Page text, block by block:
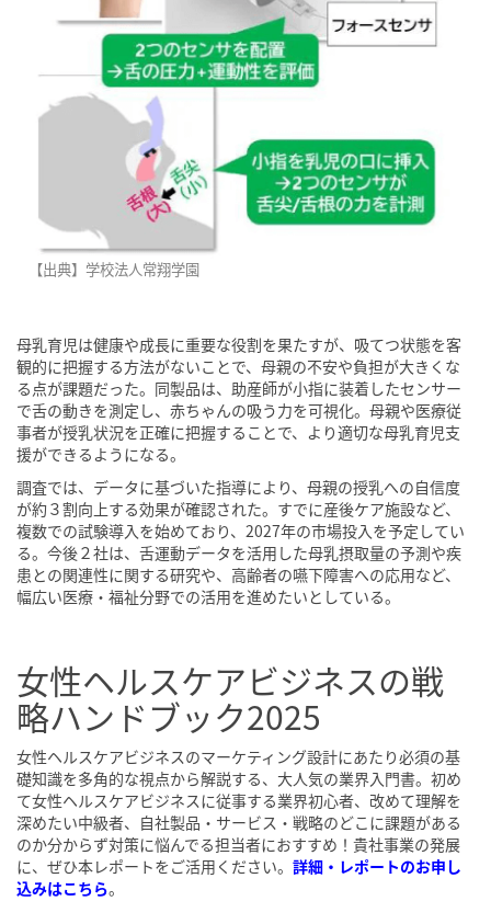
【出典】学校法人常翔学園
母乳育児は健康や成長に重要な役割を果たすが、吸てつ状態を客
観的に把握する方法がないことで、母親の不安や負担が大きくな
る点が課題だった。同製品は、助産師が小指に装着したセンサー
で舌の動きを測定し、赤ちゃんの吸う力を可視化。母親や医療従
事者が授乳状況を正確に把握することで、より適切な母乳育児支
援ができるようになる。
調査では、データに基づいた指導により、母親の授乳への自信度
が約３割向上する効果が確認された。すでに産後ケア施設など、
複数での試験導入を始めており、2027年の市場投入を予定してい
る。今後２社は、舌運動データを活用した母乳摂取量の予測や疾
患との関連性に関する研究や、高齢者の嚥下障害への応用など、
幅広い医療・福祉分野での活用を進めたいとしている。
女性ヘルスケアビジネスの戦
略ハンドブック2025
女性ヘルスケアビジネスのマーケティング設計にあたり必須の基
礎知識を多角的な視点から解説する、大人気の業界入門書。初め
て女性ヘルスケアビジネスに従事する業界初心者、改めて理解を
深めたい中級者、自社製品・サービス・戦略のどこに課題がある
のか分からず対策に悩んでる担当者におすすめ！貴社事業の発展
に、ぜひ本レポートをご活用ください。 詳細・レポートのお申し
込みはこちら。